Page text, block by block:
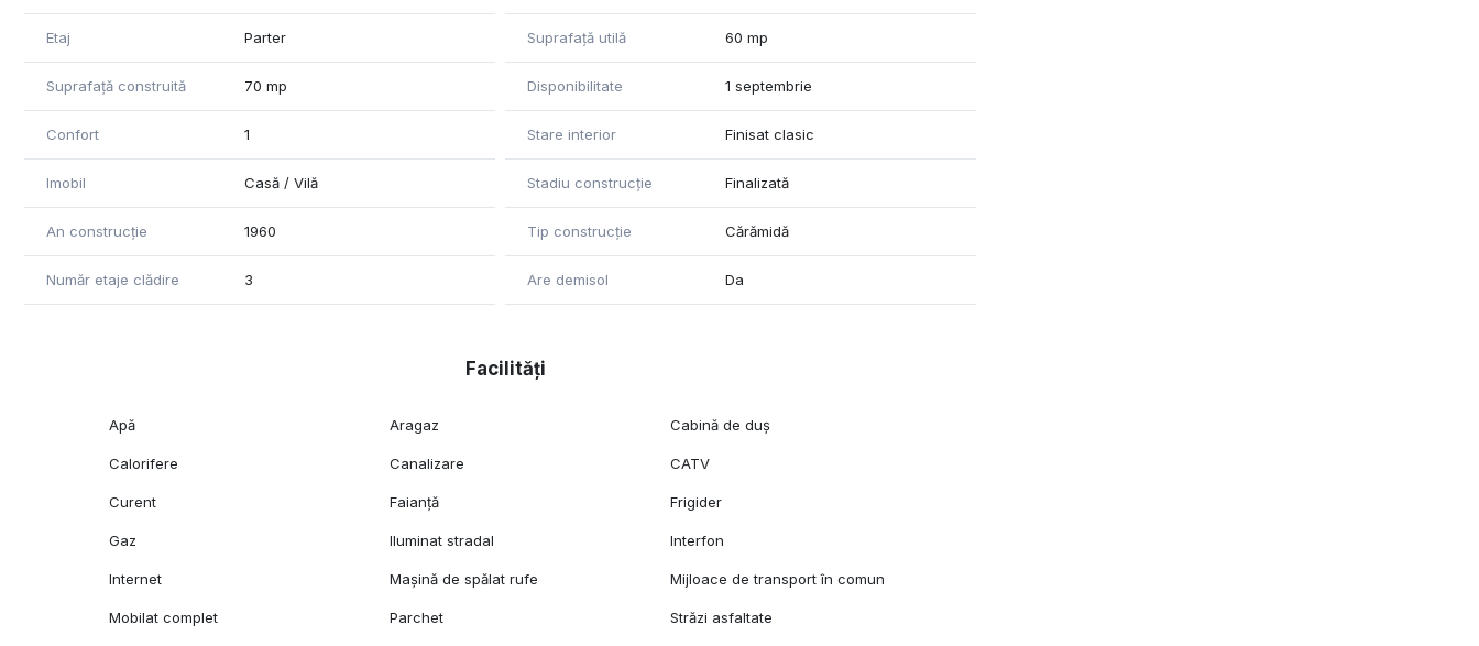
Etaj Parter Suprafață utilă 60 mp
Suprafață construită 70 mp Disponibilitate 1 septembrie
Confort 1 Stare interior Finisat clasic
Imobil Casă / Vilă Stadiu construcție Finalizată
An construcție 1960 Tip construcție Cărămidă
Număr etaje clădire 3 Are demisol Da
Facilități
Apă Aragaz Cabină de duș
Calorifere Canalizare CATV
Curent Faianță Frigider
Gaz Iluminat stradal Interfon
Internet Mașină de spălat rufe Mijloace de transport în comun
Mobilat complet Parchet Străzi asfaltate